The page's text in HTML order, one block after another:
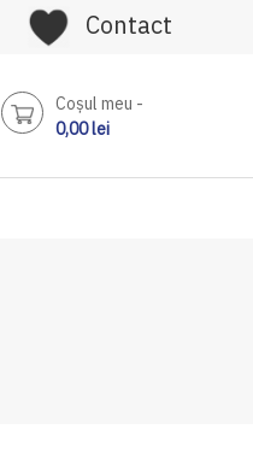
Contact
Coşul meu
0,00 lei